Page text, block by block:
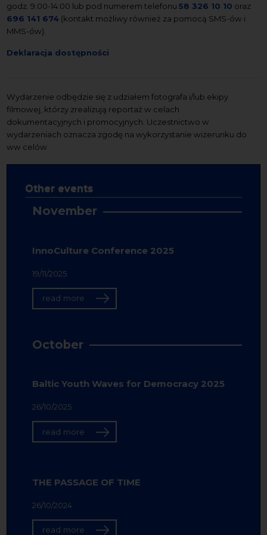
godz. 9:00-14:00 lub pod numerem telefonu58 326 10 10 oraz
696 141 674 (kontakt możliwy również za pomocą SMS-ów i
MMS-ów).
Deklaracja dostępności
Wydarzenie odbędzie się z udziałem fotografa i/lub ekipy
filmowej, którzy zrealizują reportaż w celach
dokumentacyjnych i promocyjnych. Uczestnictwo w
wydarzeniach oznacza zgodę na wykorzystanie wizerunku do
ww celów.
Other events
November
InnoCulture Conference 2025
19/11/2025
read more
October
Baltic Youth Waves for Democracy 2025
26/10/2025
read more
THE PASSAGE OF TIME
26/10/2024
read more